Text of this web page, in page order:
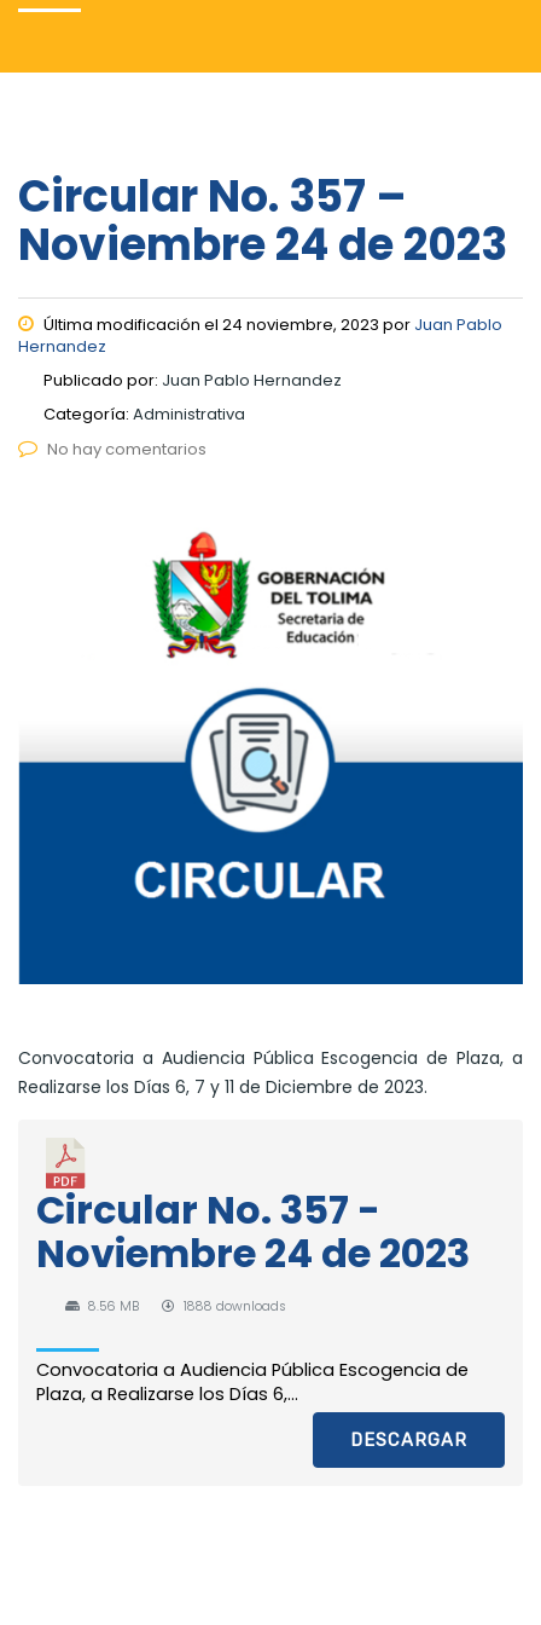
Circular No. 357 –
Noviembre 24 de 2023
Última modificación el 24 noviembre, 2023 por Juan Pablo
Hernandez
Publicado por: Juan Pablo Hernandez
Categoría: Administrativa
No hay comentarios
Convocatoria a Audiencia Pública Escogencia de Plaza, a
Realizarse los Días 6, 7 y 11 de Diciembre de 2023.
Circular No. 357 -
Noviembre 24 de 2023
8.56 MB 1888 downloads
Convocatoria a Audiencia Pública Escogencia de
Plaza, a Realizarse los Días 6,...
DESCARGAR